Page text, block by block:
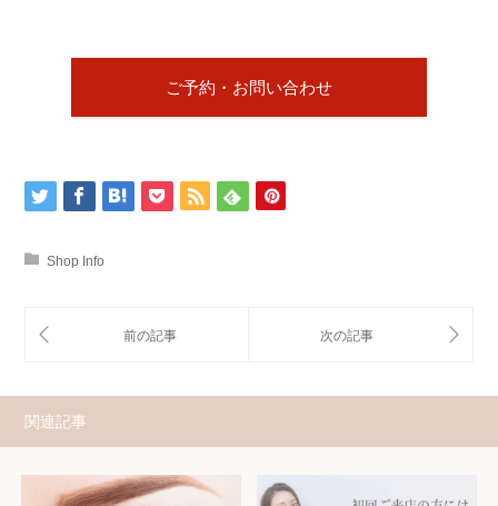
ご予約・お問い合わせ
Shop Info
関連記事